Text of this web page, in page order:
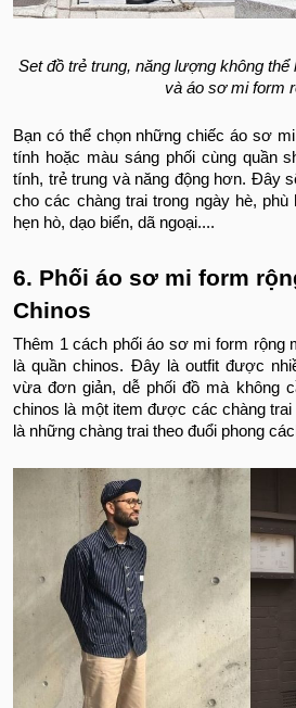
Set đồ trẻ trung, năng lượng không thể
và áo sơ mi form
Bạn có thể chọn những chiếc áo sơ
tính hoặc màu sáng phối cùng quần
tính, trẻ trung và năng động hơn. Đây
cho các chàng trai trong ngày hè,
hẹn hò, dạo biển, dã ngoại....
6. Phối áo sơ mi form
Chinos
Thêm 1 cách phối áo sơ mi form rộng
là quần chinos. Đây là outfit được
vừa đơn giản, dễ phối đồ mà không
chinos là một item được các chàng
là những chàng trai theo đuổi phong